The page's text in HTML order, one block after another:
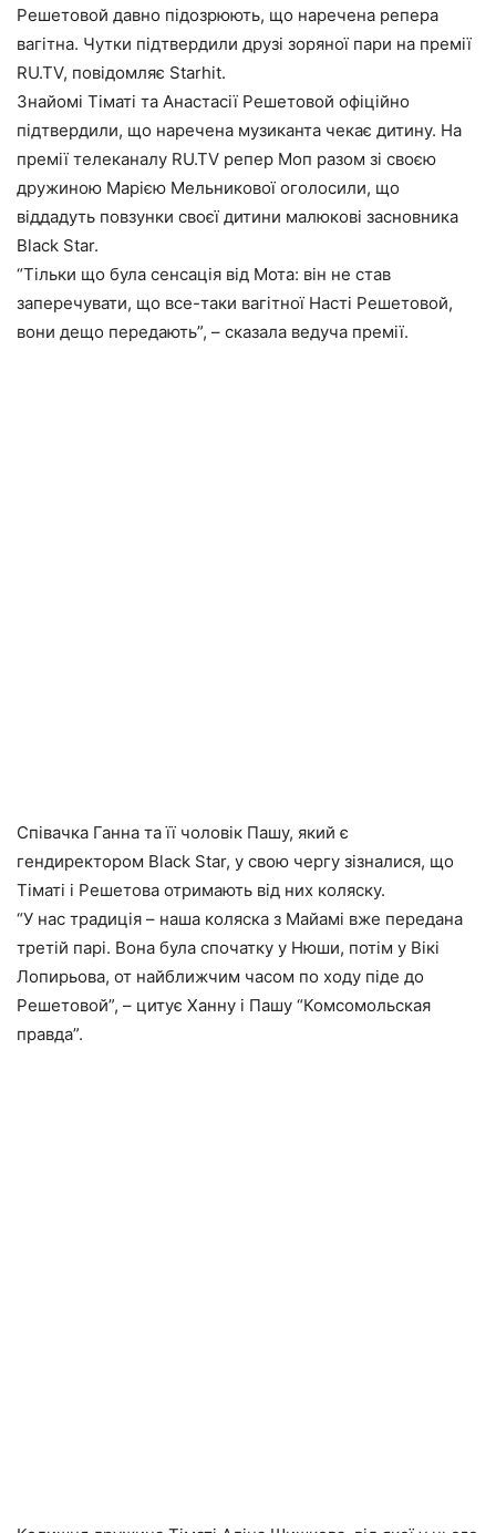
Решетовой давно підозрюють, що наречена репера
вагітна. Чутки підтвердили друзі зоряної пари на премії
RU.TV, повідомляє Starhit.
Знайомі Тіматі та Анастасії Решетовой офіційно
підтвердили, що наречена музиканта чекає дитину. На
премії телеканалу RU.TV репер Моп разом зі своєю
дружиною Марією Мельникової оголосили, що
віддадуть повзунки своєї дитини малюкові засновника
Black Star.
“Тільки що була сенсація від Мота: він не став
заперечувати, що все-таки вагітної Насті Решетовой,
вони дещо передають”, – сказала ведуча премії.
Співачка Ганна та її чоловік Пашу, який є
гендиректором Black Star, у свою чергу зізналися, що
Тіматі і Решетова отримають від них коляску.
“У нас традиція – наша коляска з Майамі вже передана
третій парі. Вона була спочатку у Нюши, потім у Вікі
Лопирьова, от найближчим часом по ходу піде до
Решетовой”, – цитує Ханну і Пашу “Комсомольская
правда”.